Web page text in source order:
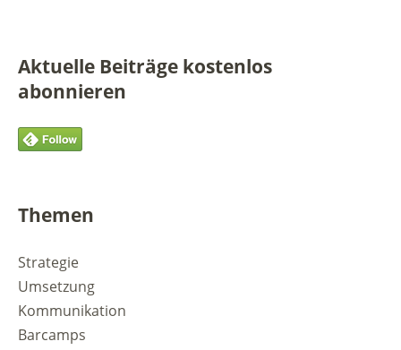
Aktuelle Beiträge kostenlos
abonnieren
Themen
Strategie
Umsetzung
Kommunikation
Barcamps